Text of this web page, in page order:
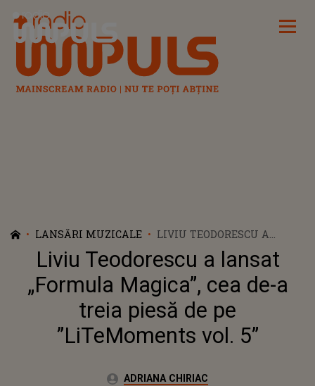
Radio Impuls
LANSĂRI MUZICALE
LIVIU TEODORESCU A
LANSAT „FORMULA
MAGICA”, CEA DE-A TREIA
PIESĂ DE PE
”LITEMOMENTS VOL. 5”
Liviu Teodorescu a lansat
„Formula Magica”, cea de-a
treia piesă de pe
”LiTeMoments vol. 5”
Autor:ADRIANA CHIRIAC